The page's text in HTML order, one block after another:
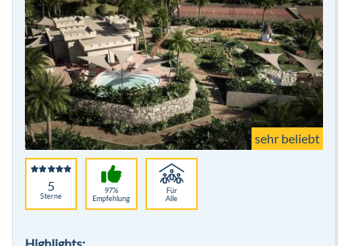
sehr beliebt
5
Sterne
97%
Empfehlung
Für
Alle
Highlights:
Tennis
Golf
Kinder/Familie
Hotelbeschreibung
7 Nächte
Frühstück
p. P.